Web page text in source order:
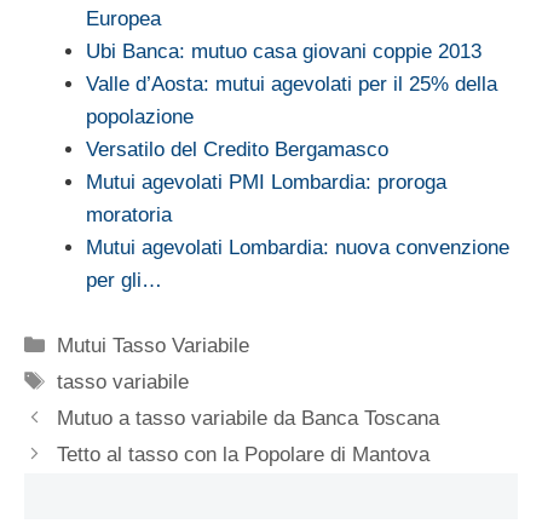
Europea
Ubi Banca: mutuo casa giovani coppie 2013
Valle d’Aosta: mutui agevolati per il 25% della
popolazione
Versatilo del Credito Bergamasco
Mutui agevolati PMI Lombardia: proroga
moratoria
Mutui agevolati Lombardia: nuova convenzione
per gli…
Categorie
Mutui Tasso Variabile
Tag
tasso variabile
Mutuo a tasso variabile da Banca Toscana
Tetto al tasso con la Popolare di Mantova